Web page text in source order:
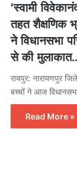
‘स्वामी
तहत शैक्षणिक
ने विधानसभा
से की
रायपुर: नारायणपुर
बच्चों ने आज
Read More »